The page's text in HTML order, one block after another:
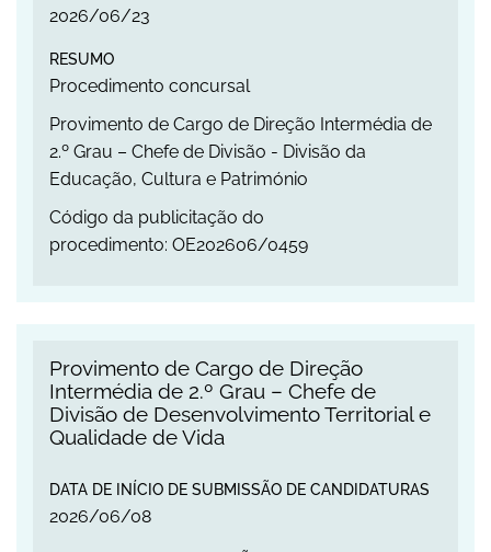
2026/06/23
RESUMO
Procedimento concursal
Provimento de Cargo de Direção Intermédia de
2.º Grau – Chefe de Divisão - Divisão da
Educação, Cultura e Património
Código da publicitação do
procedimento: OE202606/0459
Provimento de Cargo de Direção
Intermédia de 2.º Grau – Chefe de
Divisão de Desenvolvimento Territorial e
Qualidade de Vida
DATA DE INÍCIO DE SUBMISSÃO DE CANDIDATURAS
2026/06/08